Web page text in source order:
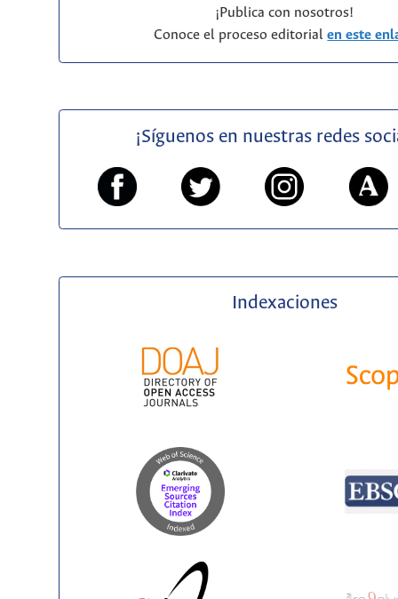
¡Publica con nosotros!
Conoce el proceso editorialen este
¡Síguenos en nuestras redes
Indexaciones